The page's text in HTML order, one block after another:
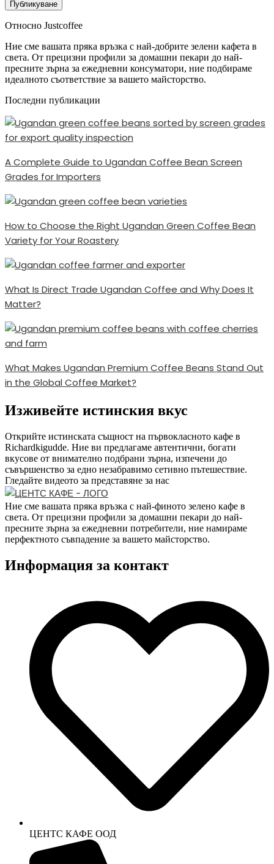
Относно Justcoffee
Ние сме вашата пряка връзка с най-добрите зелени кафета в
света. От прецизни профили за домашни пекари до най-
пресните зърна за ежедневни консуматори, ние подбираме
идеалното съответствие за вашето майсторство.
Последни публикации
A Complete Guide to Ugandan Coffee Bean Screen
Grades for Importers
How to Choose the Right Ugandan Green Coffee Bean
Variety for Your Roastery
What Is Direct Trade Ugandan Coffee and Why Does It
Matter?
What Makes Ugandan Premium Coffee Beans Stand Out
in the Global Coffee Market?
Изживейте истинския вкус
Открийте истинската същност на първокласното кафе в
Richardkigudde. Ние ви предлагаме автентични, богати
вкусове от внимателно подбрани зърна, изпечени до
съвършенство за едно незабравимо сетивно пътешествие.
Гледайте видеото за представяне за нас
Ние сме вашата пряка връзка с най-финото зелено кафе в
света. От прецизни профили за домашни пекари до най-
пресните зърна за ежедневни потребители, ние намираме
перфектното съвпадение за вашето майсторство.
Информация за контакт
ЦЕНТС КАФЕ ООД